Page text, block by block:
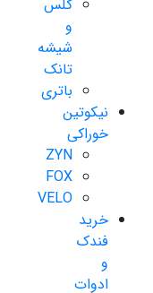
گلس
و
شیشه
تانک
باتری
نیکوتین
خوراکی
ZYN
FOX
VELO
خرید
فندک
و
ادوات